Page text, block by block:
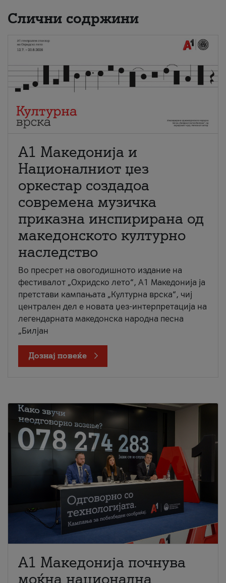
Слични содржини
А1 Македонија и
Националниот џез
оркестар создадоа
современа музичка
приказна инспирирана од
македонското културно
наследство
Во пресрет на овогодишното издание на
фестивалот „Охридско лето“, А1 Македонија ја
претстави кампањата „Културна врска“, чиј
централен дел е новата џез-интерпретација на
легендарната македонска народна песна
„Билјан
Дознај повеќе
A1 Македонија почнува
моќна национална